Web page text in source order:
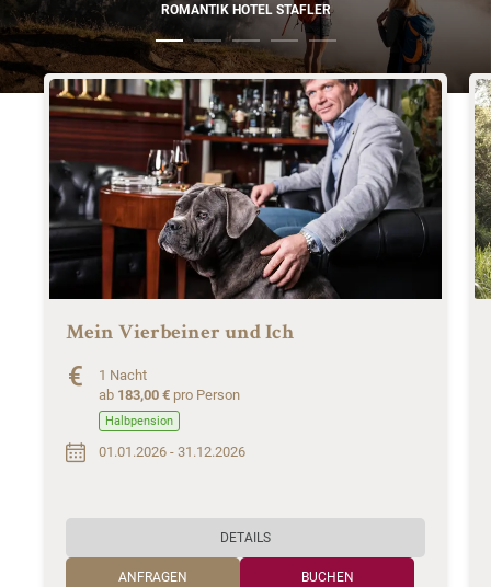
ROMANTIK HOTEL STAFLER
Mein Vierbeiner und Ich
1 Nacht
ab 183,00 € pro Person
Halbpension
01.01.2026 - 31.12.2026
DETAILS
ANFRAGEN BUCHEN